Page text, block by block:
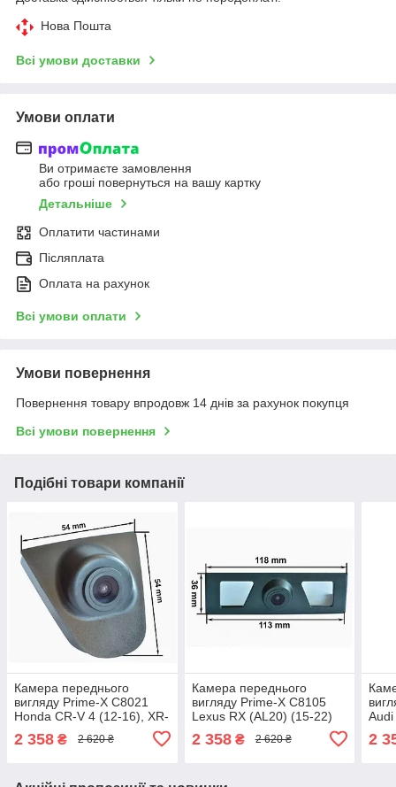
Нова Пошта
Всі умови доставки
Умови оплати
Ви отримаєте замовлення
або гроші повернуться на вашу картку
Детальніше
Оплатити частинами
Післяплата
Оплата на рахунок
Всі умови оплати
Умови повернення
Повернення товару впродовж 14 днів за рахунок покупця
Всі умови повернення
Подібні товари компанії
Камера переднього
вигляду Prime-X С8021
Honda CR-V 4 (12-16), XR-
2 358 ₴ 2 620 ₴
Камера переднього
вигляду Prime-X C8105
Lexus RX (AL20) (15-22)
2 358₴ 2 620 ₴
18),
2